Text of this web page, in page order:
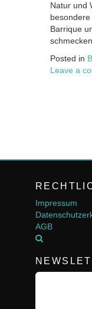
Natur und
Barrique
Posted in
Leave a
Impressum
AGB